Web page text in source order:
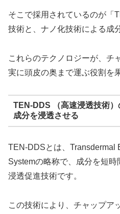
そこで採用されているのが「
技術と、ナノ化技術による成
これらのテクノロジーが、チ
実に頭皮の奥まで運ぶ役割を
TEN-DDS （高速浸透技術
成分を浸透させる
TEN-DDSとは、Transdermal
Systemの略称で、成分を短
浸透促進技術です。
この技術により、チャップア